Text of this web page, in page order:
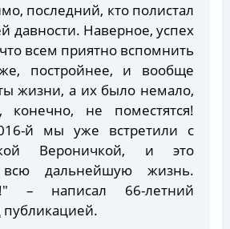
последний, кто полистал
давности. Наверное, успех
всем приятно вспомнить
постройнее, и вообще
жизни, а их было немало,
конечно, не поместятся!
й мы уже встретили с
Вероничкой, и это
всю дальнейшую жизнь.
– написал 66-летний